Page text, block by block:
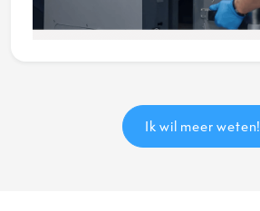
Ik wil meer weten!